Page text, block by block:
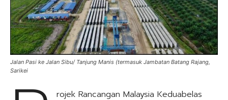
Jalan Pasi ke Jalan Sibu/ Tanjung Manis (termasuk Jambatan Batang Rajang,
Sarikei
rojek Rancangan Malaysia Keduabelas